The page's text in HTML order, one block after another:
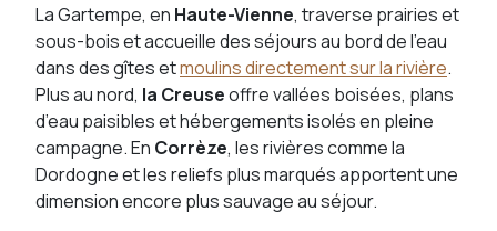
La Gartempe, en Haute-Vienne, traverse prairies et
sous-bois et accueille des séjours au bord de l’eau
dans des gîtes etmoulins directement sur la rivière.
Plus au nord, la Creuseoffre vallées boisées, plans
d’eau paisibles et hébergements isolés en pleine
campagne. En Corrèze, les rivières comme la
Dordogne et les reliefs plus marqués apportent une
dimension encore plus sauvage au séjour.